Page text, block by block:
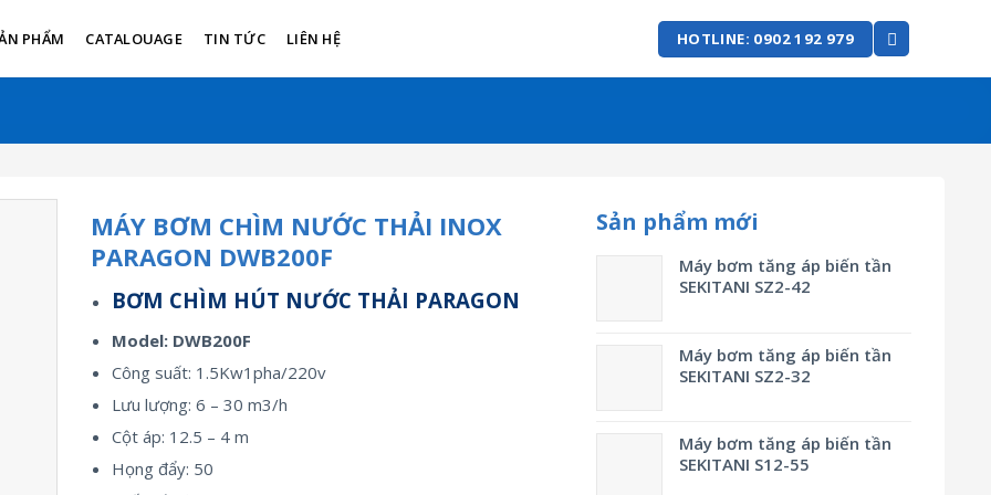
PHẨM CATALOUAGE TIN TỨC LIÊN HỆ HOTLINE: 0902 192 979
Sản phẩm mới
Máy bơm tăng áp biến tần
SEKITANI SZ2-42
Máy bơm tăng áp biến tần
SEKITANI SZ2-32
Máy bơm tăng áp biến tần
SEKITANI S12-55
MÁY BƠM CHÌM NƯỚC THẢI INOX
PARAGON DWB200F
BƠM CHÌM HÚT NƯỚC THẢI PARAGON
Model: DWB200F
Công suất: 1.5Kw1pha/220v
Lưu lượng: 6 – 30 m3/h
Cột áp: 12.5 – 4 m
Họng đẩy: 50